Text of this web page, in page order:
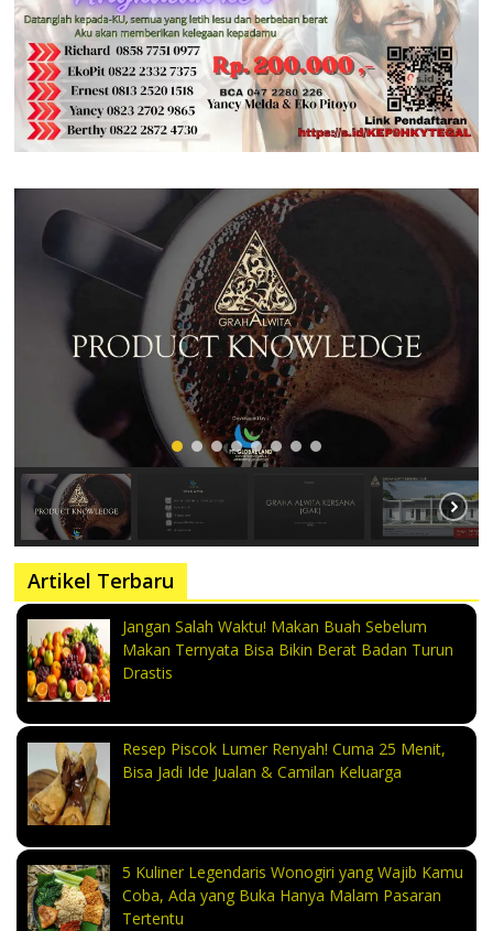
Artikel Terbaru
Jangan Salah Waktu! Makan Buah Sebelum
Makan Ternyata Bisa Bikin Berat Badan Turun
Drastis
Resep Piscok Lumer Renyah! Cuma 25 Menit,
Bisa Jadi Ide Jualan & Camilan Keluarga
5 Kuliner Legendaris Wonogiri yang Wajib Kamu
Coba, Ada yang Buka Hanya Malam Pasaran
Tertentu